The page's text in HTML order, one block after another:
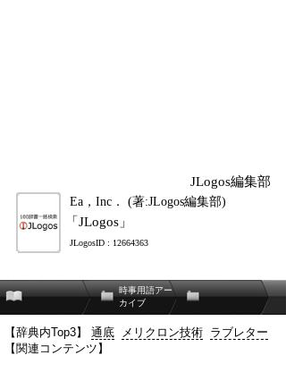
JLogos編集部
Ea，Inc． (著:JLogos編集部)
「JLogos」
JLogosID : 12664363
時事用語アー
カイブ
【辞典内Top3】 通底 メリクロン技術 ラブレター
【関連コンテンツ】